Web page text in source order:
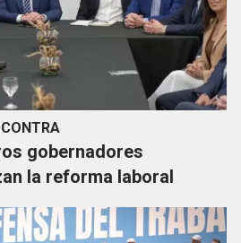
gobernadores
la reforma laboral